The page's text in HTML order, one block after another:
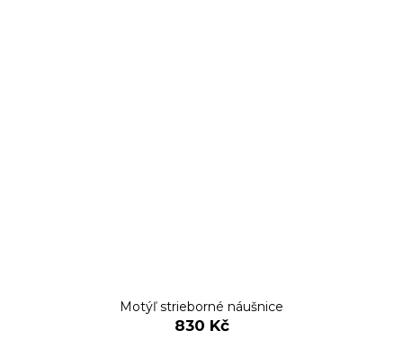
Motýľ strieborné náušnice
830 Kč